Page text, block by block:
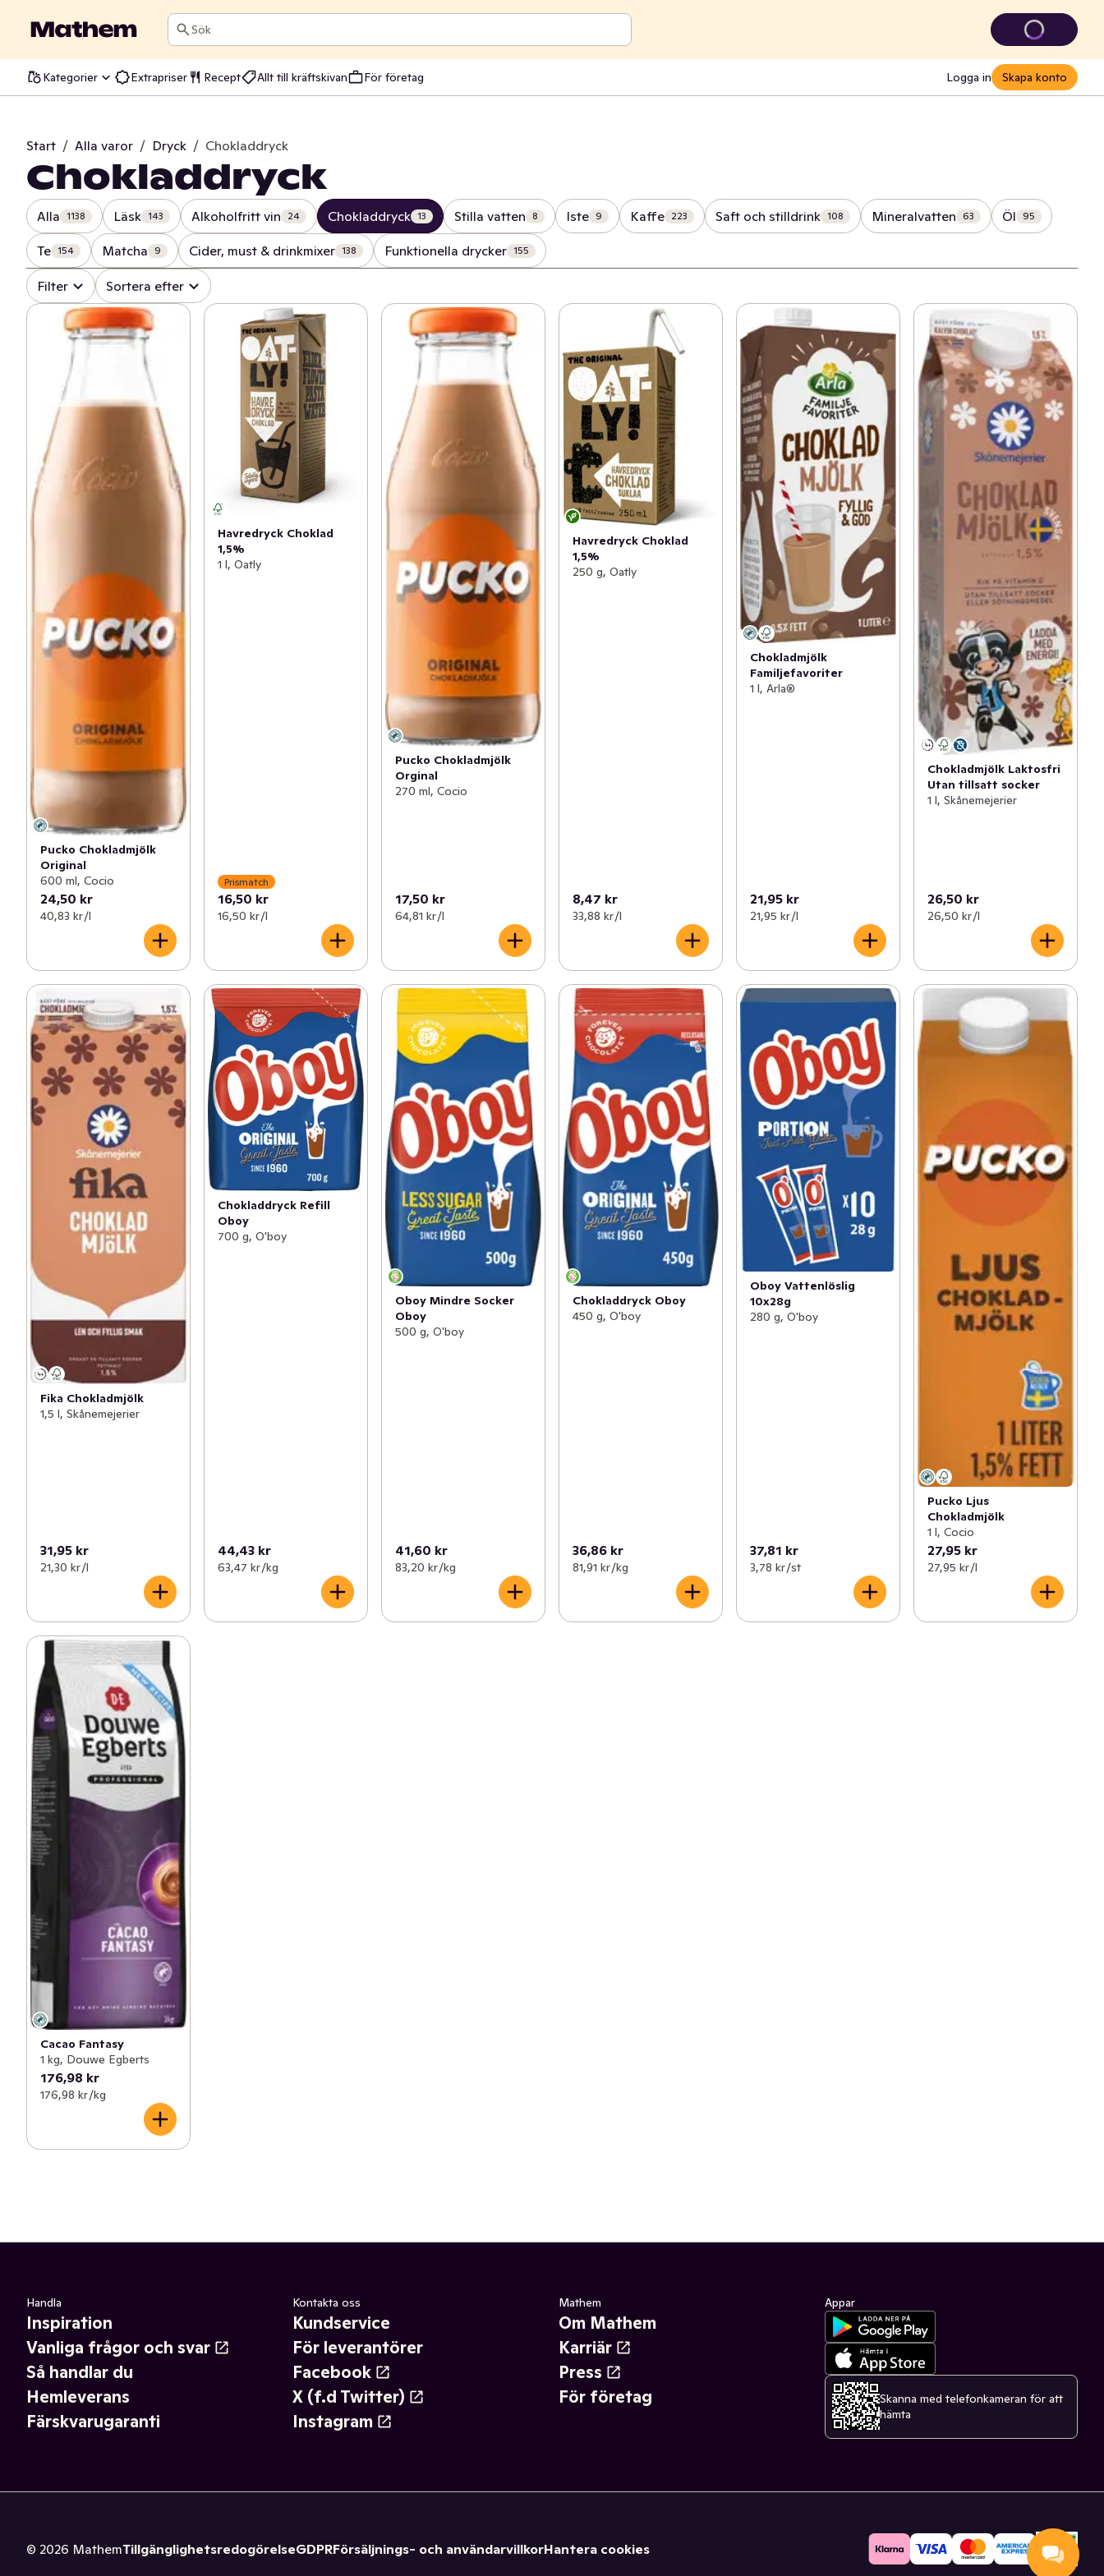
Sök
Kategorier Extrapriser Recept Allt till kräftskivan För företag Logga in Skapa konto
Start / Alla varor / Dryck / Chokladdryck
Chokladdryck
Alla 1138 Läsk 143 Alkoholfritt vin 24 Chokladdryck 13 Stilla vatten 8 Iste 9 Kaffe 223 Saft och stilldrink 108 Mineralvatten 63 Öl 95
Te 154 Matcha 9 Cider, must & drinkmixer 138 Funktionella drycker 155
Filter Sortera efter
Pucko Chokladmjölk
Original
600 ml, Cocio
24,50 kr
40,83 kr /l
Havredryck Choklad
1,5%
1 l, Oatly
Prismatch
16,50 kr
16,50 kr /l
Pucko Chokladmjölk
Orginal
270 ml, Cocio
17,50 kr
64,81 kr /l
Havredryck Choklad
1,5%
250 g, Oatly
8,47 kr
33,88 kr /l
Chokladmjölk
Familjefavoriter
1 l, Arla®
21,95 kr
21,95 kr /l
Chokladmjölk Laktosfri
Utan tillsatt socker
1 l, Skånemejerier
26,50 kr
26,50 kr /l
Fika Chokladmjölk
1,5 l, Skånemejerier
31,95 kr
21,30 kr /l
Chokladdryck Refill
Oboy
700 g, O'boy
44,43 kr
63,47 kr /kg
Oboy Mindre Socker
Oboy
500 g, O'boy
41,60 kr
83,20 kr /kg
Chokladdryck Oboy
450 g, O'boy
36,86 kr
81,91 kr /kg
Oboy Vattenlöslig
10x28g
280 g, O'boy
37,81 kr
3,78 kr /st
Pucko Ljus
Chokladmjölk
1 l, Cocio
27,95 kr
27,95 kr /l
Cacao Fantasy
1 kg, Douwe Egberts
176,98 kr
176,98 kr /kg
Handla
Inspiration
Vanliga frågor och svar
Så handlar du
Hemleverans
Färskvarugaranti
Kontakta oss
Kundservice
För leverantörer
Facebook
X (f.d Twitter)
Instagram
Mathem
Om Mathem
Karriär
Press
För företag
Appar
Skanna med telefonkameran för att
hämta
© 2026 MathemTillgänglighetsredogörelseGDPRFörsäljnings- och användarvillkorHantera cookies